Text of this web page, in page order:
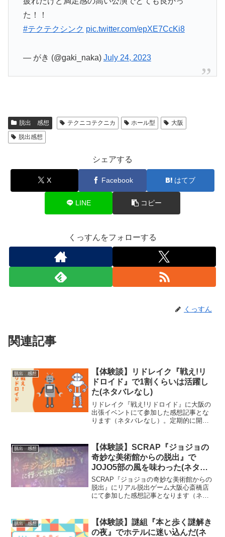
た！！
#テクテクシンク pic.twitter.com/epXE7CcKi8
— がき (@gaki_naka) July 24, 2023
脱出 感想 テクニコテクニカ ホール型
大阪
脱出感想
シェアする
X Facebook はてブ
LINE コピー
くっすんをフォローする
くっすん
関連記事
脱出 感想
【体験談】リドレイク『​戦え!リ
ドロイド』で1割くらいは活躍し
た(ネタバレなし)
リドレイク『​戦え!リドロイド』に大阪の
出張イベントにて参加した感想記事とな
ります（ネタバレなし）。定期的に開催
す。雰囲気を知りたい方にお勧めです。
脱出 感想
【体験談】SCRAP『​ジョジョの
奇妙な美術館からの脱出』で
JOJO5部の風を味わった(ネタバ
レなし)
SCRAP『​ジョジョの奇妙な美術館からの
脱出』にリアル脱出ゲーム大阪心斎橋店
にて参加した感想記事となります（ネタ
され遂に開催。雰囲気を知りたい方にお
勧めです。
脱出 感想
【体験談】謎組『​本と歩く謎解き
の夜』でホテルに迷い込んだ(ネ